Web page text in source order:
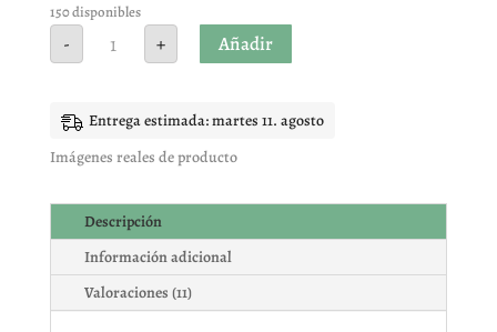
5 en base
a
valoracione
150 disponibles
- ANILLOS + Añadir
Entrega estimada: martes 11. agosto
Imágenes reales de producto
Descripción
Información adicional
Valoraciones (11)